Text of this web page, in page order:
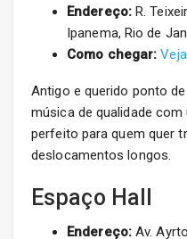
Endereço:R.
Ipanema, Rio de
Como chegar:
Antigo e querido ponto
música de qualidade
perfeito para quem quer
deslocamentos longos.
Espaço Hall
Endereço:Av.